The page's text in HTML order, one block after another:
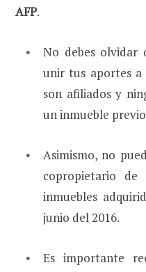
AFP.
No debes olvidar
unir tus aportes a
son afiliados y
un inmueble
Asimismo, no
copropietario
inmuebles
junio del 2016.
Es importante